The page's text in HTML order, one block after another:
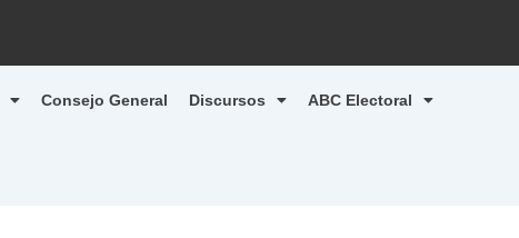
Consejo General Discursos ABC Electoral